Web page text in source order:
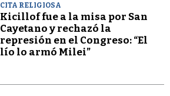
CITA RELIGIOSA
Kicillof fue a la misa por San
Cayetano y rechazó la
represión en el Congreso: “El
lío lo armó Milei”